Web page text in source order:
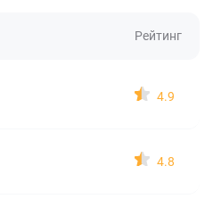
Рейтинг
4.9
4.8